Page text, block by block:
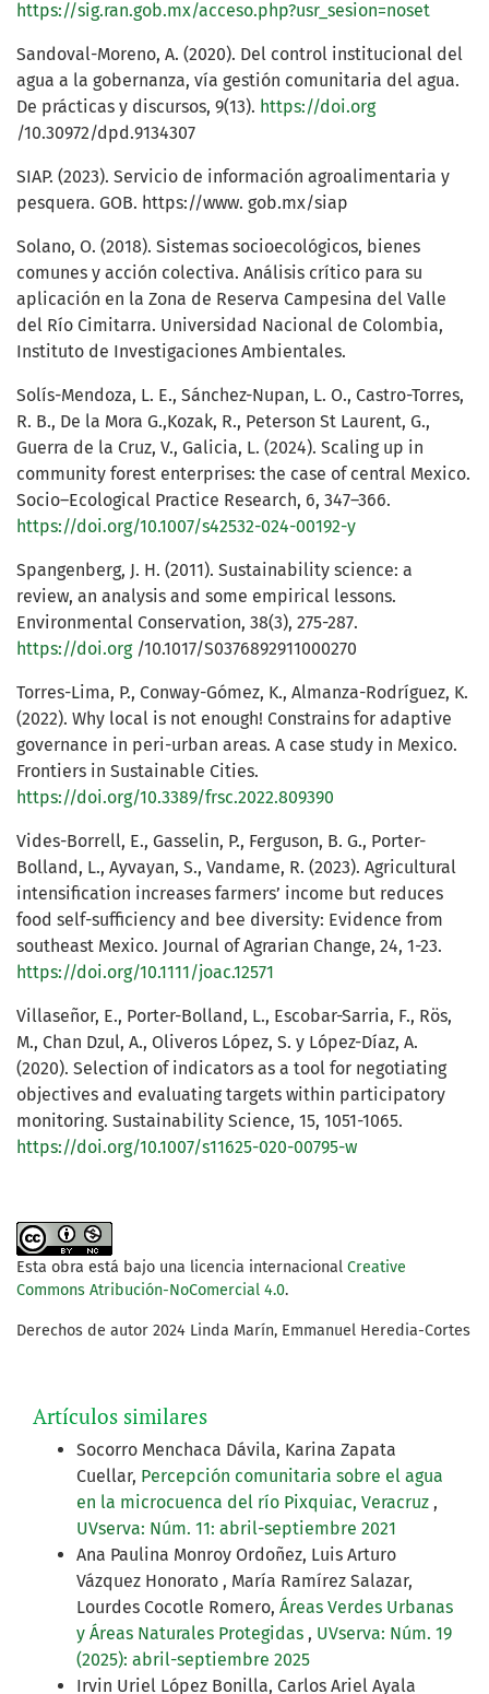
https://sig.ran.gob.mx/acceso.php?usr_sesion=noset
Sandoval-Moreno, A. (2020). Del control institucional del
agua a la gobernanza, vía gestión comunitaria del agua.
De prácticas y discursos, 9(13). https://doi.org
/10.30972/dpd.9134307
SIAP. (2023). Servicio de información agroalimentaria y
pesquera. GOB. https://www. gob.mx/siap
Solano, O. (2018). Sistemas socioecológicos, bienes
comunes y acción colectiva. Análisis crítico para su
aplicación en la Zona de Reserva Campesina del Valle
del Río Cimitarra. Universidad Nacional de Colombia,
Instituto de Investigaciones Ambientales.
Solís-Mendoza, L. E., Sánchez-Nupan, L. O., Castro-Torres,
R. B., De la Mora G.,Kozak, R., Peterson St Laurent, G.,
Guerra de la Cruz, V., Galicia, L. (2024). Scaling up in
community forest enterprises: the case of central Mexico.
Socio–Ecological Practice Research, 6, 347–366.
https://doi.org/10.1007/s42532-024-00192-y
Spangenberg, J. H. (2011). Sustainability science: a
review, an analysis and some empirical lessons.
Environmental Conservation, 38(3), 275-287.
https://doi.org/10.1017/S0376892911000270
Torres-Lima, P., Conway-Gómez, K., Almanza-Rodríguez, K.
(2022). Why local is not enough! Constrains for adaptive
governance in peri-urban areas. A case study in Mexico.
Frontiers in Sustainable Cities.
https://doi.org/10.3389/frsc.2022.809390
Vides-Borrell, E., Gasselin, P., Ferguson, B. G., Porter-
Bolland, L., Ayvayan, S., Vandame, R. (2023). Agricultural
intensification increases farmers’ income but reduces
food self-sufficiency and bee diversity: Evidence from
southeast Mexico. Journal of Agrarian Change, 24, 1-23.
https://doi.org/10.1111/joac.12571
Villaseñor, E., Porter-Bolland, L., Escobar-Sarria, F., Rös,
M., Chan Dzul, A., Oliveros López, S. y López-Díaz, A.
(2020). Selection of indicators as a tool for negotiating
objectives and evaluating targets within participatory
monitoring. Sustainability Science, 15, 1051-1065.
https://doi.org/10.1007/s11625-020-00795-w
Esta obra está bajo una licencia internacional Creative
Commons Atribución-NoComercial 4.0.
Derechos de autor 2024 Linda Marín, Emmanuel Heredia-Cortes
Artículos similares
Socorro Menchaca Dávila, Karina Zapata
Cuellar, Percepción comunitaria sobre el agua
en la microcuenca del río Pixquiac, Veracruz ,
UVserva: Núm. 11: abril-septiembre 2021
Ana Paulina Monroy Ordoñez, Luis Arturo
Vázquez Honorato , María Ramírez Salazar,
Lourdes Cocotle Romero, Áreas Verdes Urbanas
y Áreas Naturales Protegidas , UVserva: Núm. 19
(2025): abril-septiembre 2025
Irvin Uriel López Bonilla, Carlos Ariel Ayala